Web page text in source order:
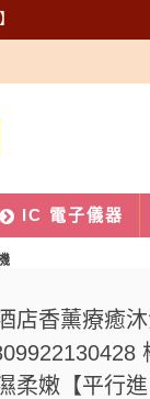
IC 電子儀器
店香薰療癒
柔嫩【平行